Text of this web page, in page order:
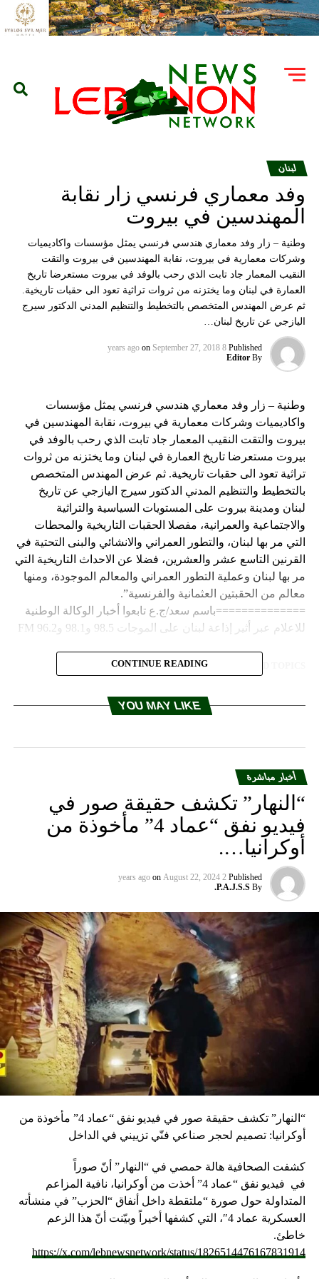
لبنان
وفد معماري فرنسي زار نقابة
المهندسين في بيروت
وطنية – زار وفد معماري هندسي فرنسي يمثل مؤسسات واكاديميات
وشركات معمارية في بيروت، نقابة المهندسين في بيروت والتقت
النقيب المعمار جاد تابت الذي رحب بالوفد في بيروت مستعرضا تاريخ
العمارة في لبنان وما يختزنه من ثروات تراثية تعود الى حقبات تاريخية.
ثم عرض المهندس المتخصص بالتخطيط والتنظيم المدني الدكتور سيرج
اليازجي عن تاريخ لبنان…
Published
8 years ago
on September 27, 2018
By
Editor
وطنية – زار وفد معماري هندسي فرنسي يمثل مؤسسات
واكاديميات وشركات معمارية في بيروت، نقابة المهندسين في
بيروت والتقت النقيب المعمار جاد تابت الذي رحب بالوفد في
بيروت مستعرضا تاريخ العمارة في لبنان وما يختزنه من ثروات
تراثية تعود الى حقبات تاريخية. ثم عرض المهندس المتخصص
بالتخطيط والتنظيم المدني الدكتور سيرج اليازجي عن تاريخ
لبنان ومدينة بيروت على المستويات السياسية والتراثية
والاجتماعية والعمرانية، مفصلا الحقبات التاريخية والمحطات
التي مر بها لبنان، والتطور العمراني والانشائي والبنى التحتية في
القرنين التاسع عشر والعشرين، فضلا عن الاحداث التاريخية التي
مر بها لبنان وعملية التطور العمراني والمعالم الموجودة، ومنها
معالم من الحقبتين العثمانية والفرنسية”.
==============باسم سعد/ج.ع تابعوا أخبار الوكالة الوطنية
للاعلام عبر أثير إذاعة لبنان على الموجات 98.5 و98.1 و96.2 FM
سيارتين في عين قانا
CONTINUE READING
YOU MAY LIKE
أخبار مباشرة
“النهار” تكشف حقيقة صور في
فيديو نفق “عماد 4” مأخوذة من
أوكرانيا….
Published
2 years ago
on August 22, 2024
By
P.A.J.S.S.
“النهار” تكشف حقيقة صور في فيديو نفق “عماد 4” مأخوذة من
أوكرانيا: تصميم لحجر صناعي فنّي تزييني في الداخل
كشفت الصحافية هالة حمصي في “النهار” أنّ صوراً
في فيديو
نفق “عماد 4” أخذت من أوكرانيا، نافية المزاعم
المتداولة حول صورة “ملتقطة داخل أنفاق “الحزب” في منشأته
العسكرية عماد 4″، التي كشفها أخيراً وبيّنت أنّ هذا الزعم
خاطئ.
https://x.com/lebnewsnetwork/status/1826514476167831914